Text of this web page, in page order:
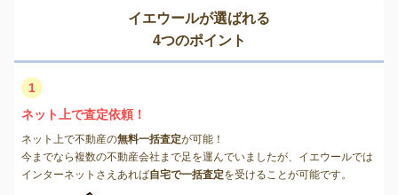
イエウールが選ばれる
4つのポイント
1
ネット上で査定依頼！
ネット上で不動産の無料一括査定が可能！
今までなら複数の不動産会社まで足を運んでいましたが、イエウールでは
インターネットさえあれば自宅で一括査定を受けることが可能です。